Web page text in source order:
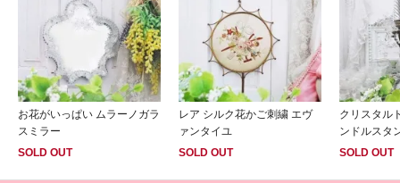
お花がいっぱい ムラーノガラ
スミラー
SOLD OUT
レア シルク花かご刺繍 エヴ
ァンタイユ
SOLD OUT
クリスタル
ンドルスタ
SOLD OUT